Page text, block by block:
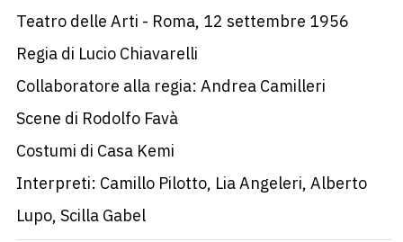
Teatro delle Arti - Roma, 12 settembre 1956
Regia di Lucio Chiavarelli
Collaboratore alla regia: Andrea Camilleri
Scene di Rodolfo Favà
Costumi di Casa Kemi
Interpreti: Camillo Pilotto, Lia Angeleri, Alberto
Lupo, Scilla Gabel